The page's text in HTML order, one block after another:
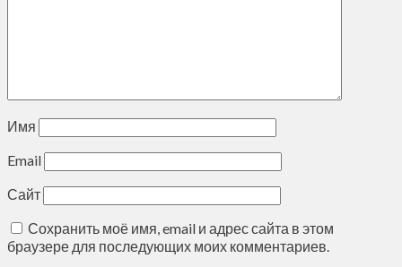
Имя
Email
Сайт
Сохранить моё имя, email и адрес сайта в этом
браузере для последующих моих комментариев.